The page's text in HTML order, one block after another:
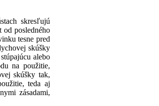
skresľujú
od posledného
tesne pred
skúšky
alebo
na použitie,
skúšky tak,
teda aj
zásadami,